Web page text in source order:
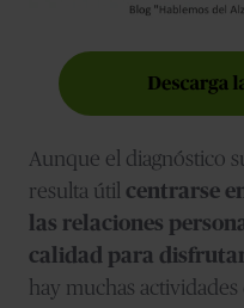
Aunque el diagnóstico
resulta útil centrarse
las relaciones
calidad para
hay muchas